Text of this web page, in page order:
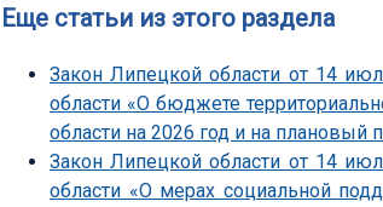
Еще статьи из этого раздела
Закон Липецкой области от 14
области «О бюджете
области на 2026 год и на плановый
Закон Липецкой области от 14
области «О мерах социальной